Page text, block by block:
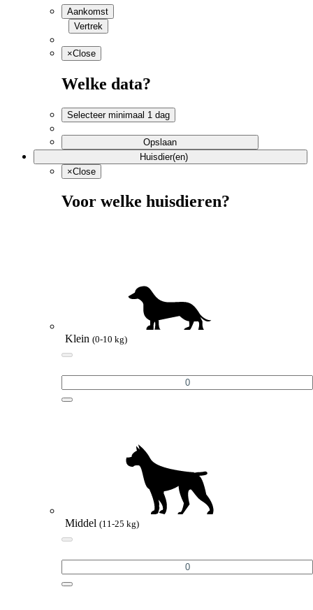
Aankomst
Vertrek
×Close
Welke data?
Selecteer minimaal 1 dag
Opslaan
Huisdier(en)
×Close
Voor welke huisdieren?
Klein (0-10 kg)
Middel (11-25 kg)